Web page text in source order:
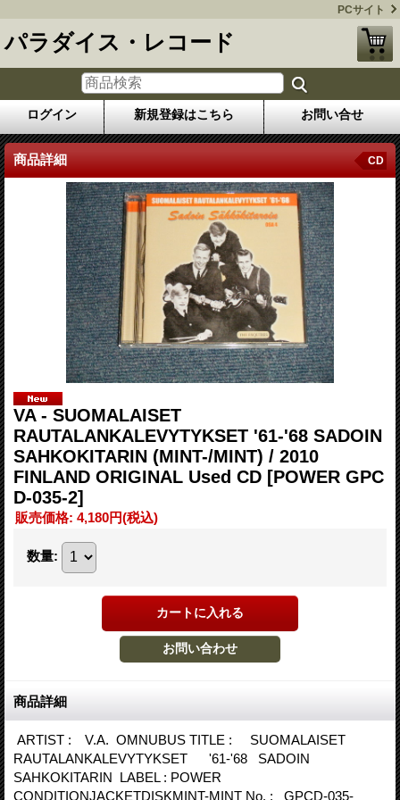
PCサイト
パラダイス・レコード
ログイン 新規登録はこちら お問い合せ
商品詳細 CD
VA - SUOMALAISET
RAUTALANKALEVYTYKSET '61-'68 SADOIN
SAHKOKITARIN (MINT-/MINT) / 2010
FINLAND ORIGINAL Used CD [POWER GPC
D-035-2]
販売価格: 4,180円(税込)
数量:
商品詳細
ARTIST : V.A. OMNUBUS TITLE : SUOMALAISET
RAUTALANKALEVYTYKSET '61-'68 SADOIN
SAHKOKITARIN LABEL : POWER
CONDITIONJACKETDISKMINT-MINT No. : GPCD-035-